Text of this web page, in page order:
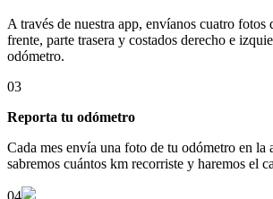
A través de nuestra app, envíanos cuatro fotos
frente, parte trasera y costados derecho e
odómetro.
03
Reporta tu odómetro
Cada mes envía una foto de tu odómetro en la
sabremos cuántos km recorriste y haremos el
04